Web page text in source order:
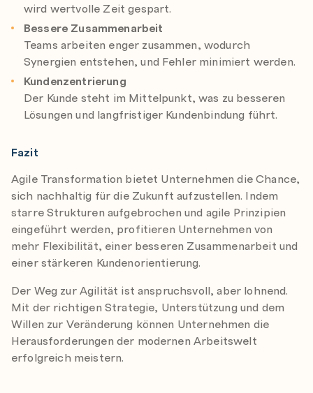
wird wertvolle Zeit gespart.
Bessere Zusammenarbeit
Teams arbeiten enger zusammen, wodurch
Synergien entstehen, und Fehler minimiert werden.
Kundenzentrierung
Der Kunde steht im Mittelpunkt, was zu besseren
Lösungen und langfristiger Kundenbindung führt.
Fazit
Agile Transformation bietet Unternehmen die Chance,
sich nachhaltig für die Zukunft aufzustellen. Indem
starre Strukturen aufgebrochen und agile Prinzipien
eingeführt werden, profitieren Unternehmen von
mehr Flexibilität, einer besseren Zusammenarbeit und
einer stärkeren Kundenorientierung.
Der Weg zur Agilität ist anspruchsvoll, aber lohnend.
Mit der richtigen Strategie, Unterstützung und dem
Willen zur Veränderung können Unternehmen die
Herausforderungen der modernen Arbeitswelt
erfolgreich meistern.